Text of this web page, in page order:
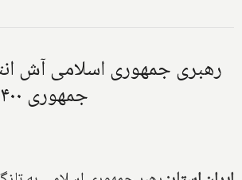
رهبری جمهوری اسلامی آش
جمهوری ۱۴۰۰ را بار گذاشت